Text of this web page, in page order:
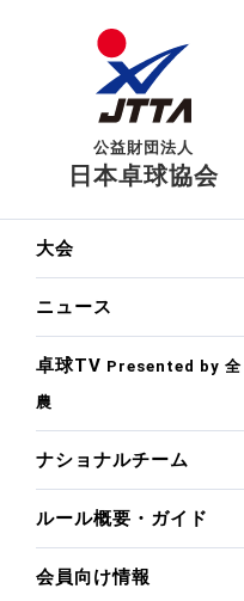
公益財団法人
日本卓球協会
大会
ニュース
卓球TV Presented by 全
農
ナショナルチーム
ルール概要・ガイド
会員向け情報